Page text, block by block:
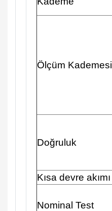
Ölçüm Kademesi
Doğruluk
Kısa devre akımı
Nominal Test